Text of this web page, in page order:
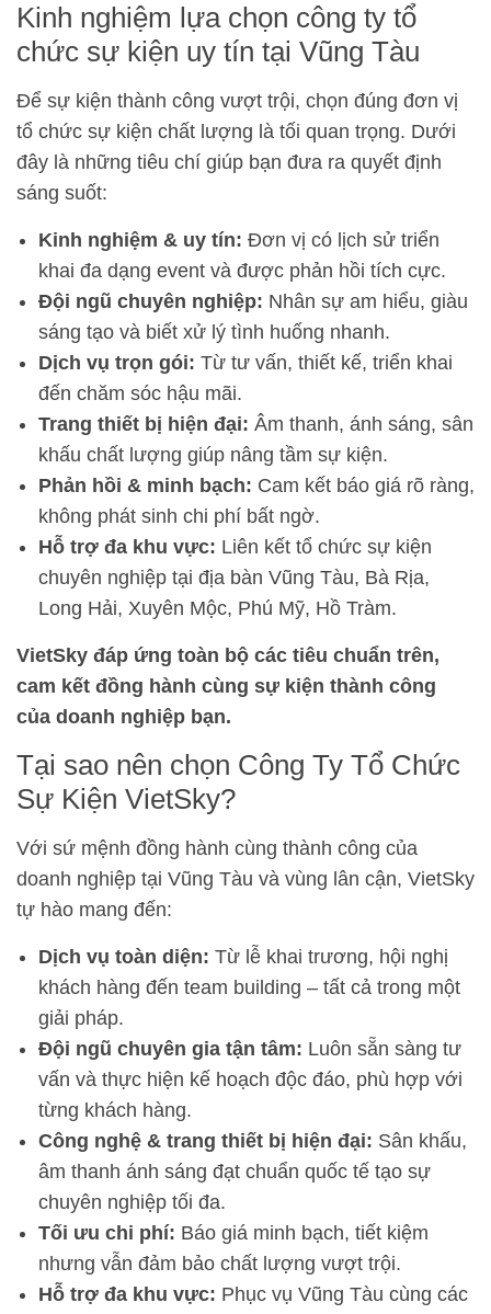
Kinh nghiệm lựa chọn công ty tổ
chức sự kiện uy tín tại Vũng Tàu
Để sự kiện thành công vượt trội, chọn đúng đơn vị
tổ chức sự kiện chất lượng là tối quan trọng. Dưới
đây là những tiêu chí giúp bạn đưa ra quyết định
sáng suốt:
Kinh nghiệm & uy tín: Đơn vị có lịch sử triển
khai đa dạng event và được phản hồi tích cực.
Đội ngũ chuyên nghiệp: Nhân sự am hiểu, giàu
sáng tạo và biết xử lý tình huống nhanh.
Dịch vụ trọn gói: Từ tư vấn, thiết kế, triển khai
đến chăm sóc hậu mãi.
Trang thiết bị hiện đại: Âm thanh, ánh sáng, sân
khấu chất lượng giúp nâng tầm sự kiện.
Phản hồi & minh bạch: Cam kết báo giá rõ ràng,
không phát sinh chi phí bất ngờ.
Hỗ trợ đa khu vực: Liên kết tổ chức sự kiện
chuyên nghiệp tại địa bàn Vũng Tàu, Bà Rịa,
Long Hải, Xuyên Mộc, Phú Mỹ, Hồ Tràm.
VietSky đáp ứng toàn bộ các tiêu chuẩn trên,
cam kết đồng hành cùng sự kiện thành công
của doanh nghiệp bạn.
Tại sao nên chọn Công Ty Tổ Chức
Sự Kiện VietSky?
Với sứ mệnh đồng hành cùng thành công của
doanh nghiệp tại Vũng Tàu và vùng lân cận, VietSky
tự hào mang đến:
Dịch vụ toàn diện: Từ lễ khai trương, hội nghị
khách hàng đến team building – tất cả trong một
giải pháp.
Đội ngũ chuyên gia tận tâm: Luôn sẵn sàng tư
vấn và thực hiện kế hoạch độc đáo, phù hợp với
từng khách hàng.
Công nghệ & trang thiết bị hiện đại: Sân khấu,
âm thanh ánh sáng đạt chuẩn quốc tế tạo sự
chuyên nghiệp tối đa.
Tối ưu chi phí: Báo giá minh bạch, tiết kiệm
nhưng vẫn đảm bảo chất lượng vượt trội.
Hỗ trợ đa khu vực: Phục vụ Vũng Tàu cùng các